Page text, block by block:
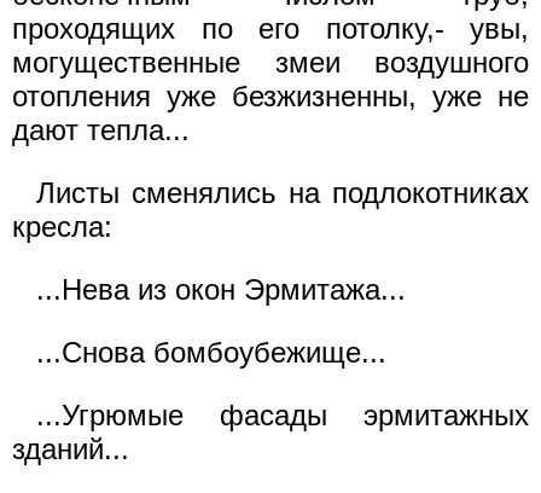
проходящих по его потолку,- увы,
могущественные змеи воздушного
отопления уже безжизненны, уже не
дают тепла...
Листы сменялись на подлокотниках
кресла:
...Нева из окон Эрмитажа...
...Снова бомбоубежище...
...Угрюмые фасады эрмитажных
зданий...